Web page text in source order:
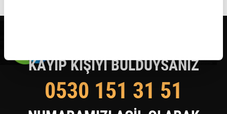
KAYIP KİŞİYİ BULDUYSANIZ
0530 151 31 51